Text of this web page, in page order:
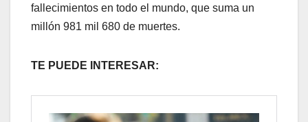
fallecimientos en todo el mundo, que suma un
millón 981 mil 680 de muertes.
TE PUEDE INTERESAR: